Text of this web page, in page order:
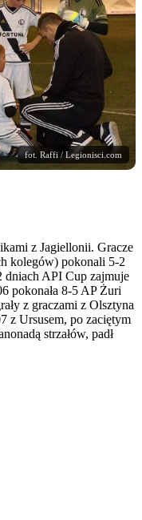
fot. Raffi / Legionisci.com
z Jagiellonii. Gracze
kolegów) pokonali 5-2
dniach API Cup zajmuje
pokonała 8-5 AP Żuri
z graczami z Olsztyna
z Ursusem, po zaciętym
strzałów, padł